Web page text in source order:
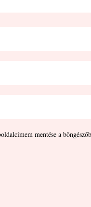
mentése a